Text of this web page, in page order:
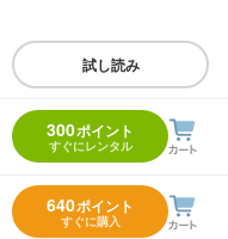
試し読み
300ポイント
すぐにレンタル
640ポイント
すぐに購入